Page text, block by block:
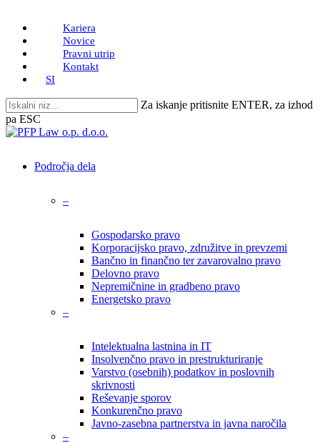
Skip
main
content
Kariera
Novice
Pravni utrip
Kontakt
SI
Za iskanje pritisnite ENTER, za izhod
pa ESC
Close
search
Menu Področja dela
–
Gospodarsko pravo
Korporacijsko pravo, združitve in prevzemi
Bančno in finančno ter zavarovalno pravo
Delovno pravo
Nepremičnine in gradbeno pravo
Energetsko pravo
–
Intelektualna lastnina in IT
Insolvenčno pravo in prestrukturiranje
Varstvo (osebnih) podatkov in poslovnih
skrivnosti
Reševanje sporov
Konkurenčno pravo
Javno-zasebna partnerstva in javna naročila
–